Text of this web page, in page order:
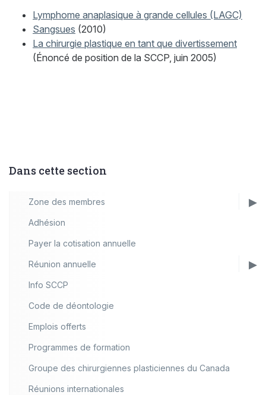
Lymphome anaplasique à grande cellules (LAGC)
Sangsues (2010)
La chirurgie plastique en tant que divertissement
(Énoncé de position de la SCCP, juin 2005)
Dans cette section
Zone des membres
Adhésion
Payer la cotisation annuelle
Réunion annuelle
Info SCCP
Code de déontologie
Emplois offerts
Programmes de formation
Groupe des chirurgiennes plasticiennes du Canada
Réunions internationales